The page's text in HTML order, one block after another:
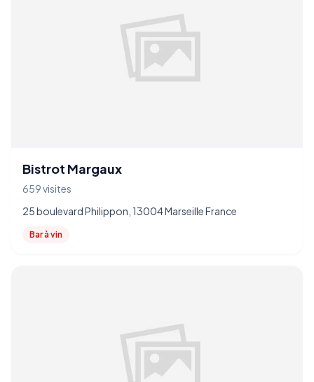
Bistrot Margaux
659 visites
25 boulevard Philippon, 13004 Marseille France
Bar à vin